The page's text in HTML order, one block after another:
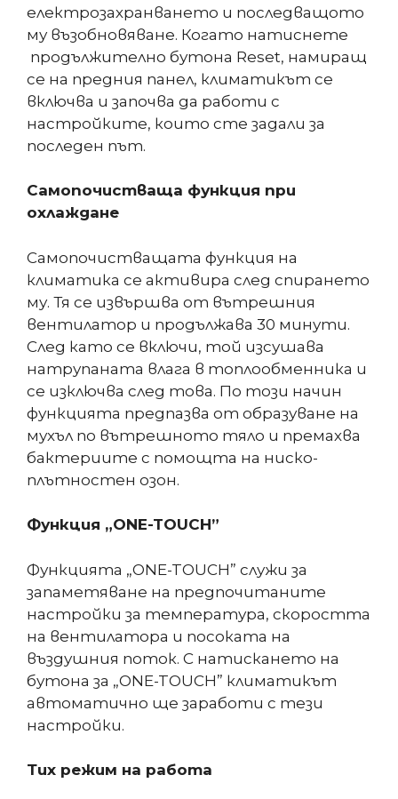
електрозахранването и последващото
му възобновяване. Когато натиснете
продължително бутона Reset, намиращ
се на предния панел, климатикът се
включва и започва да работи с
настройките, които сте задали за
последен път.
Самопочистваща функция при
охлаждане
Самопочистващата функция на
климатика се активира след спирането
му. Тя се извършва от вътрешния
вентилатор и продължава 30 минути.
След като се включи, той изсушава
натрупаната влага в топлообменника и
се изключва след това. По този начин
функцията предпазва от образуване на
мухъл по вътрешното тяло и премахва
бактериите с помощта на ниско-
плътностен озон.
Функция „ONE-TOUCH”
Функцията „ONE-TOUCH” служи за
запаметяване на предпочитаните
настройки за температура, скоростта
на вентилатора и посоката на
въздушния поток. С натискането на
бутона за „ONE-TOUCH” климатикът
автоматично ще заработи с тези
настройки.
Тих режим на работа